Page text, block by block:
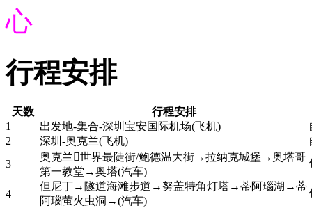
心
行程安排
天数
行程安排
1
出发地-集合-深圳宝安国际机场(飞机)
2
深圳-奥克兰(飞机)
3
奥克兰世界最陡街/鲍德温大街→拉纳克城堡→奥塔哥
第一教堂→奥塔(汽车)
4
但尼丁→隧道海滩步道→努盖特角灯塔→蒂阿瑙湖→蒂
阿瑙萤火虫洞→(汽车)